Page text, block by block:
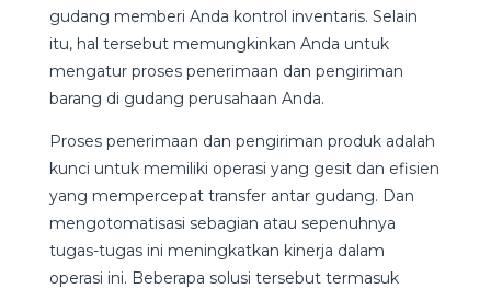
gudang memberi Anda kontrol inventaris. Selain
itu, hal tersebut memungkinkan Anda untuk
mengatur proses penerimaan dan pengiriman
barang di gudang perusahaan Anda.
Proses penerimaan dan pengiriman produk adalah
kunci untuk memiliki operasi yang gesit dan efisien
yang mempercepat transfer antar gudang. Dan
mengotomatisasi sebagian atau sepenuhnya
tugas-tugas ini meningkatkan kinerja dalam
operasi ini. Beberapa solusi tersebut termasuk